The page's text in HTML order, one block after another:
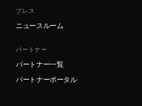
プレス
ニュースルーム
パートナー
パートナー一覧
パートナーポータル